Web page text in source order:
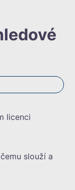
licenci
slouží a